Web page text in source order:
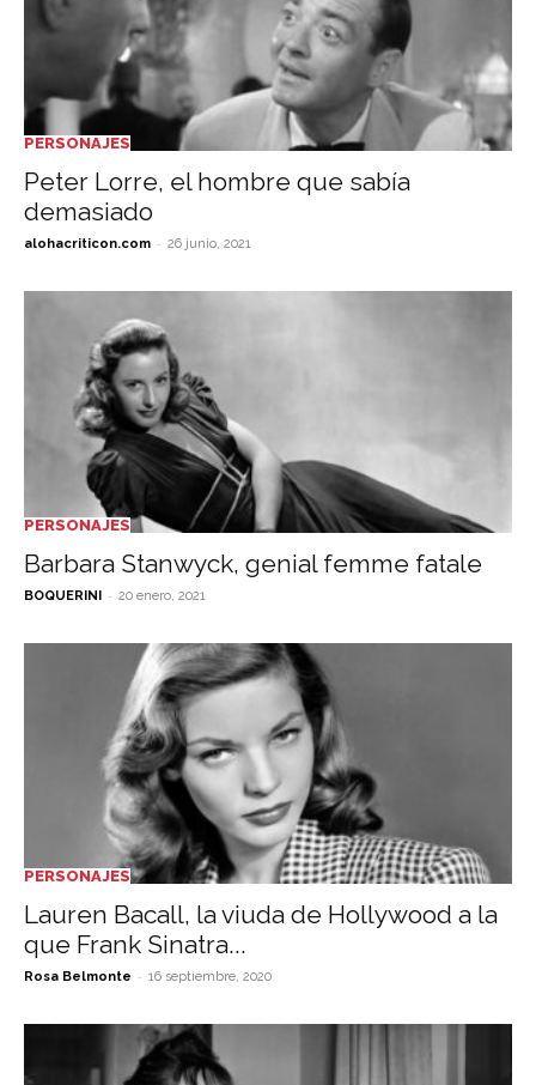
PERSONAJES
Peter Lorre, el hombre que sabía
demasiado
alohacriticon.com - 26 junio, 2021
PERSONAJES
Barbara Stanwyck, genial femme fatale
BOQUERINI - 20 enero, 2021
PERSONAJES
Lauren Bacall, la viuda de Hollywood a la
que Frank Sinatra...
Rosa Belmonte - 16 septiembre, 2020